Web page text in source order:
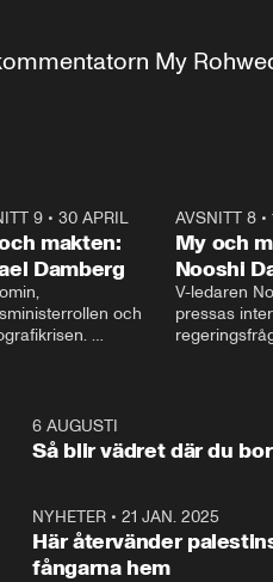
My
9• 30 APRIL
makten:
Damberg
och
och Makten.
AVSNITT 8•
My och
Nooshi
V-ledaren
pressas
– Vi ställer
vara med så
1:066 AUGUSTI
Så blir vädret där du bor
NYHETER •21 JAN. 2025
Här återvänder
fångarna hem